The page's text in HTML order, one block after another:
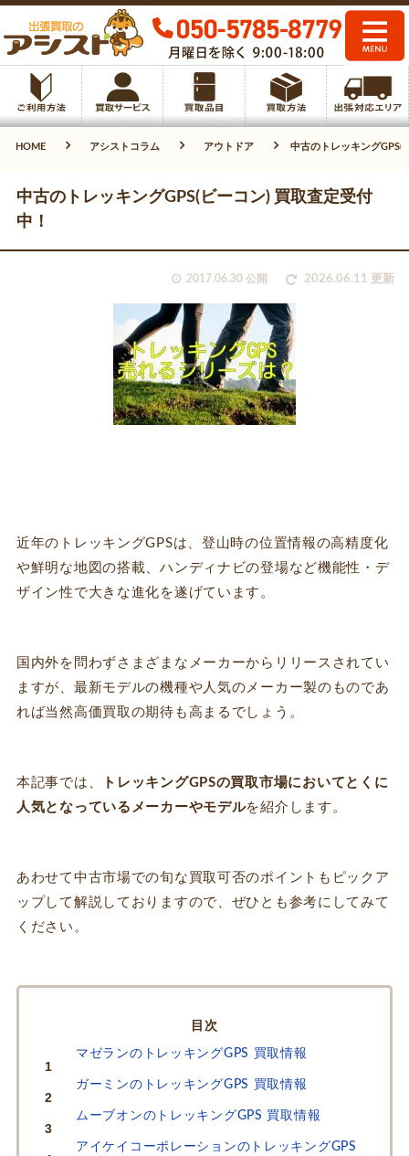
HOME アシストコラム アウトドア 中古のトレッキングGPS(
中古のトレッキングGPS(ビーコン) 買取査定受付
中！
2017.06.30 公開 2026.06.11 更新
近年のトレッキングGPSは、登山時の位置情報の高精度化
や鮮明な地図の搭載、ハンディナビの登場など機能性・デ
ザイン性で大きな進化を遂げています。
国内外を問わずさまざまなメーカーからリリースされてい
ますが、最新モデルの機種や人気のメーカー製のものであ
れば当然高価買取の期待も高まるでしょう。
本記事では、 トレッキングGPSの買取市場においてとくに
人気となっているメーカーやモデルを紹介します。
あわせて中古市場での旬な買取可否のポイントもピックア
ップして解説しておりますので、ぜひとも参考にしてみて
ください。
INDEX
マゼランのトレッキングGPS 買取情報
ガーミンのトレッキングGPS 買取情報
ムーブオンのトレッキングGPS 買取情報
アイケイコーポレーションのトレッキングGPS